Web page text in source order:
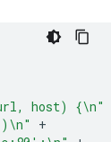
host) {\n"
+